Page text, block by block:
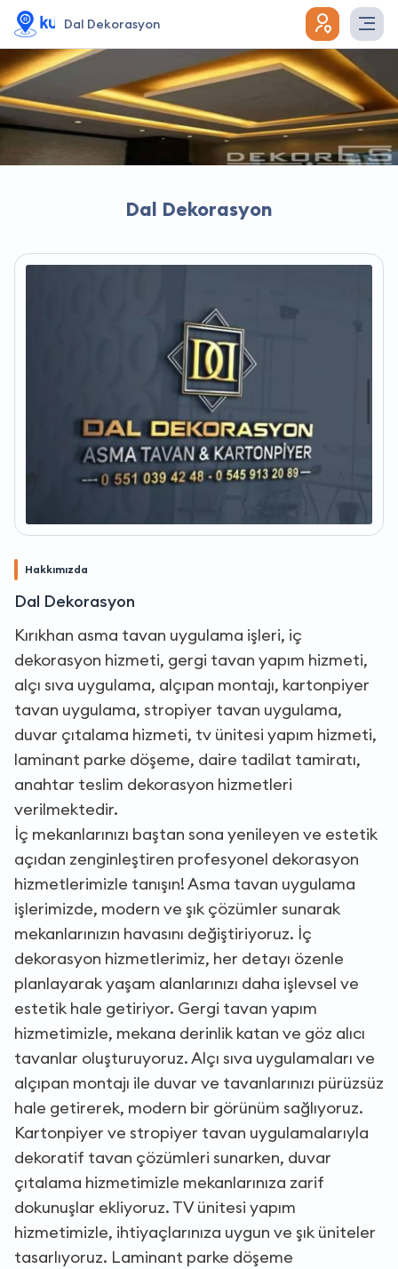
Dal Dekorasyon
Dal Dekorasyon
Hakkımızda
Dal Dekorasyon
Kırıkhan asma tavan uygulama işleri, iç
dekorasyon hizmeti, gergi tavan yapım hizmeti,
alçı sıva uygulama, alçıpan montajı, kartonpiyer
tavan uygulama, stropiyer tavan uygulama,
duvar çıtalama hizmeti, tv ünitesi yapım hizmeti,
laminant parke döşeme, daire tadilat tamiratı,
anahtar teslim dekorasyon hizmetleri
verilmektedir.
İç mekanlarınızı baştan sona yenileyen ve estetik
açıdan zenginleştiren profesyonel dekorasyon
hizmetlerimizle tanışın! Asma tavan uygulama
işlerimizde, modern ve şık çözümler sunarak
mekanlarınızın havasını değiştiriyoruz. İç
dekorasyon hizmetlerimiz, her detayı özenle
planlayarak yaşam alanlarınızı daha işlevsel ve
estetik hale getiriyor. Gergi tavan yapım
hizmetimizle, mekana derinlik katan ve göz alıcı
tavanlar oluşturuyoruz. Alçı sıva uygulamaları ve
alçıpan montajı ile duvar ve tavanlarınızı pürüzsüz
hale getirerek, modern bir görünüm sağlıyoruz.
Kartonpiyer ve stropiyer tavan uygulamalarıyla
dekoratif tavan çözümleri sunarken, duvar
çıtalama hizmetimizle mekanlarınıza zarif
dokunuşlar ekliyoruz. TV ünitesi yapım
hizmetimizle, ihtiyaçlarınıza uygun ve şık üniteler
tasarlıyoruz. Laminant parke döşeme